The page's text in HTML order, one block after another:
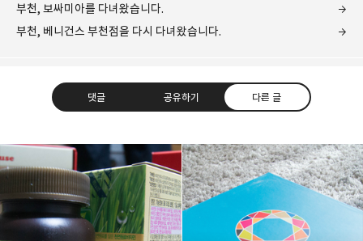
부천, 보싸미아를 다녀왔습니다.
부천, 베니건스 부천점을 다시 다녀왔습니다.
댓글 공유하기 다른 글
레이니아
다방면의 깊은 관심과 얕은 이해도를 갖춘 보편적
비주류이자 진화하는 영원한 주변인.
구독하기 카카오톡 라인